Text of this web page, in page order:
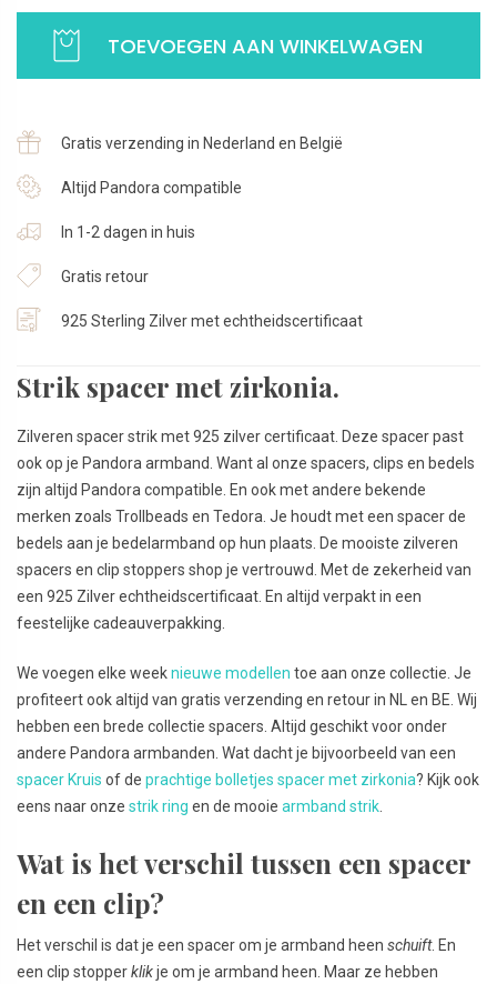
Spacer
|
925
Sterling
Zilver
TOEVOEGEN AAN WINKELWAGEN
Gratis verzending in Nederland en België
Altijd Pandora compatible
In 1-2 dagen in huis
Gratis retour
925 Sterling Zilver met echtheidscertificaat
Strik spacer met zirkonia.
Zilveren spacer strik met 925 zilver certificaat. Deze spacer past
ook op je Pandora armband. Want al onze spacers, clips en bedels
zijn altijd Pandora compatible. En ook met andere bekende
merken zoals Trollbeads en Tedora. Je houdt met een spacer de
bedels aan je bedelarmband op hun plaats. De mooiste zilveren
spacers en clip stoppers shop je vertrouwd. Met de zekerheid van
een 925 Zilver echtheidscertificaat. En altijd verpakt in een
feestelijke cadeauverpakking.
We voegen elke weeknieuwe modellen toe aan onze collectie. Je
profiteert ook altijd van gratis verzending en retour in NL en BE. Wij
hebben een brede collectie spacers. Altijd geschikt voor onder
andere Pandora armbanden. Wat dacht je bijvoorbeeld van een
spacer Kruis of de prachtige bolletjes spacer met zirkonia? Kijk ook
eens naar onze strik ring en de mooie armband strik
Wat is het verschil tussen een spacer
en een clip?
Het verschil is dat je een spacer om je armband heen schuift. En
een clip stopperklikje om je armband heen. Maar ze hebben